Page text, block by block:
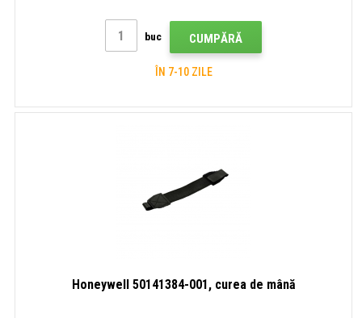
buc CUMPĂRĂ
ÎN 7-10 ZILE
Honeywell 50141384-001, curea de mână